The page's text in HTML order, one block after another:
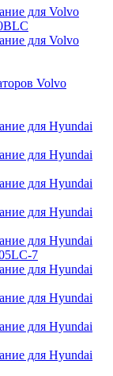
для Volvo
для Volvo
Volvo
для Hyundai
для Hyundai
для Hyundai
для Hyundai
для Hyundai
7
для Hyundai
для Hyundai
для Hyundai
для Hyundai